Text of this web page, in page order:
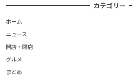
カテゴリー
ホーム
ニュース
開店・閉店
グルメ
まとめ